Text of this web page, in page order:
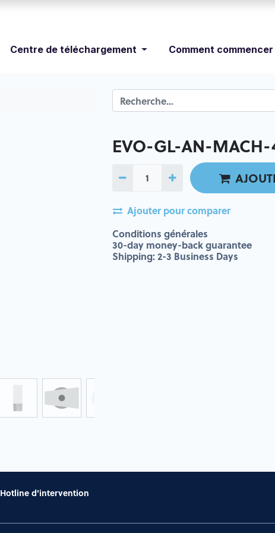
Centre de téléchargement Comment commencer
EVO-GL-AN-MACH-
Ajouter pour comparer
Conditions générales
30-day money-back guarantee
Shipping: 2-3 Business Days
Hotline d'intervention